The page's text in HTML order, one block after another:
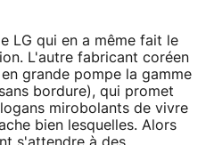
LG qui en a même fait le
L'autre fabricant coréen
grande pompe la gamme
bordure), qui promet
mirobolants de vivre
bien lesquelles. Alors
s'attendre à des